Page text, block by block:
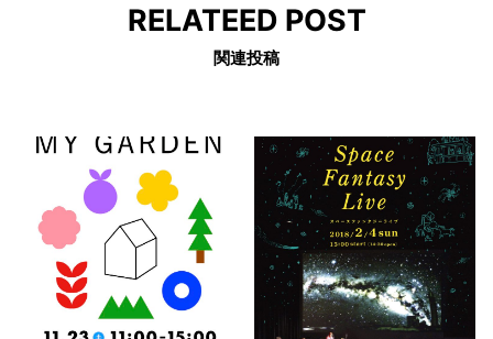
RELATEED POST
関連投稿